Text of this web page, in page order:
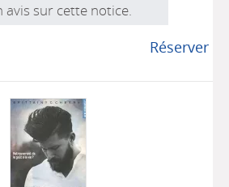
avis sur cette notice.
Réserver